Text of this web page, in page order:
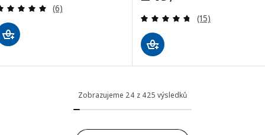
Recenze: 5 z 5 hvězdy. Celkem recenzí:
(6)
Recenze: 4.7 z
(15)
Zobrazujeme 24 z 425 výsledků